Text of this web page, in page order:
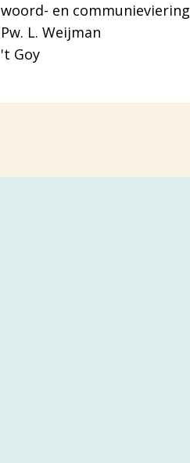
woord- en communieviering
Pw. L. Weijman
't Goy